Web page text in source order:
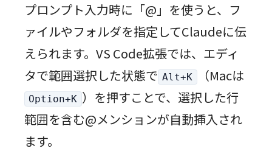
プロンプト入力時に「@」を使うと、フ
ァイルやフォルダを指定してClaudeに伝
えられます。VS Code拡張では、エディ
タで範囲選択した状態で Alt+K （Macは
Option+K ）を押すことで、選択した行
範囲を含む@メンションが自動挿入され
ます。